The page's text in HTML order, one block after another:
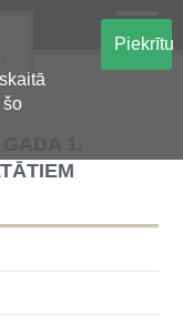
šo
Piekrītu
1.